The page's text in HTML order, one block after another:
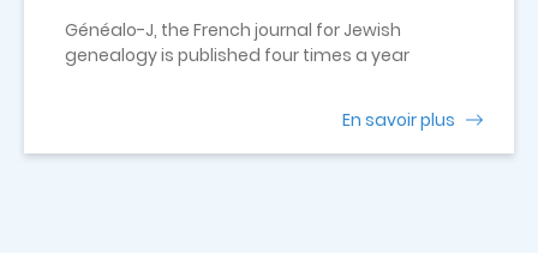
Généalo-J, the French journal for Jewish
genealogy is published four times a year
En savoir plus